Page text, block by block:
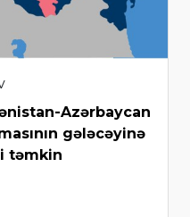
Azərbaycan
gələcəyinə
təmkin